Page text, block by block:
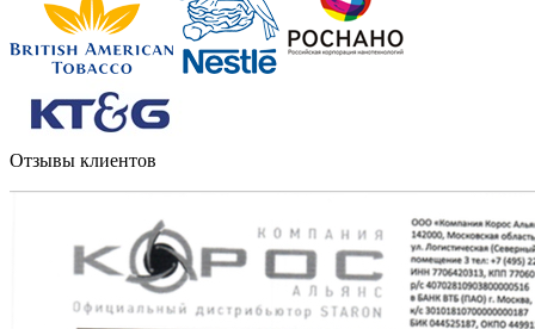
Отзывы клиентов